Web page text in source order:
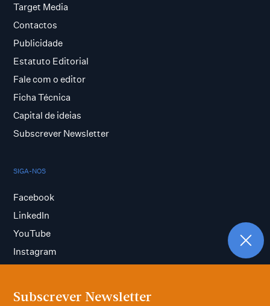
Subscrever Newsletter
Target Media
Contactos
Publicidade
Estatuto Editorial
Fale com o editor
Ficha Técnica
Capital de ideias
Subscrever Newsletter
SIGA-NOS
Facebook
LinkedIn
YouTube
Instagram
Termos e condições